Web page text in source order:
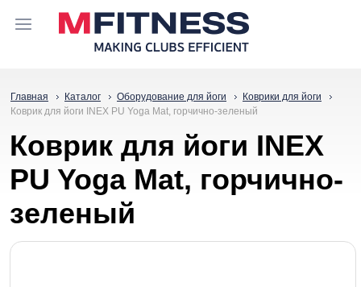
Главная Каталог Оборудование для йоги
Коврики для йоги
Коврик для йоги INEX PU Yoga Mat, горчично-зеленый
Коврик для йоги INEX
PU Yoga Mat, горчично-
зеленый